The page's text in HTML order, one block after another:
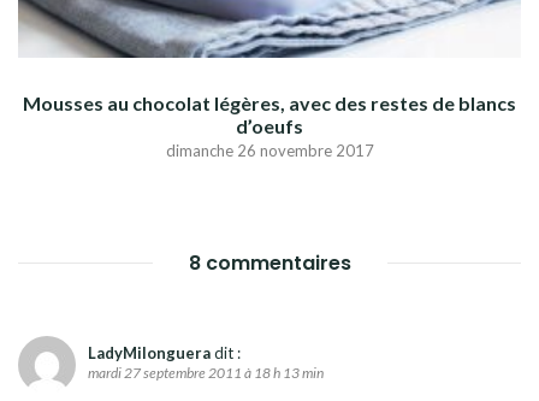
Mousses au chocolat légères, avec des restes de blancs
d’oeufs
dimanche 26 novembre 2017
8 commentaires
LadyMilongueradit :
mardi 27 septembre 2011 à 18 h 13 min